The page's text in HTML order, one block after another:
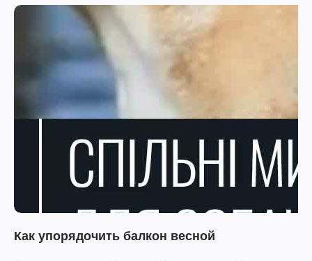
Как упорядочить балкон весной